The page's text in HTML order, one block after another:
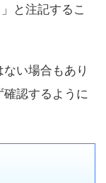
と注記するこ
い場合もあり
確認するように